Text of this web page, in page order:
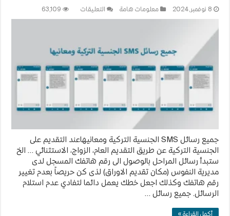
8 نوفمبر,2024 معلومات هامة التعليقات
التركية
مغلقة
63,109
جميع رسائل SMS الجنسية التركية ومعانيهاعند التقديم على
الجنسية التركية عن طريق التقديم العام، الزواج، الاستثنائي … الخ
ستبدأ رسائل المراحل بالوصول الى رقم هاتفك المسجل لدى
مديرية النفوس (مكان تقديم الاوراق) لذى كن حريصاً بعدم تغيير
رقم هاتفك وكذلك اجعل خطك يعمل دائما لتفادي عدم استلام
الرسائل. جميع رسائل …
أكمل القراءة »